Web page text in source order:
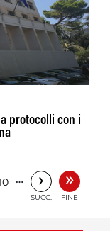
protocolli con i
… ›
SUCC.
»
FINE